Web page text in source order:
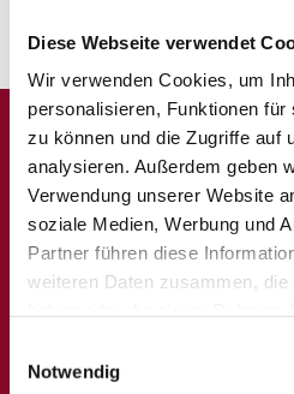
Diese Webseite verwendet
Wir verwenden Cookies, um
personalisieren, Funktionen
zu können und die Zugriffe auf
analysieren. Außerdem geben
Verwendung unserer Website
soziale Medien, Werbung und
Partner führen diese
weiteren Daten zusammen,
Notwendig
A B C D E F G H I J
R S T U V W X Y Z